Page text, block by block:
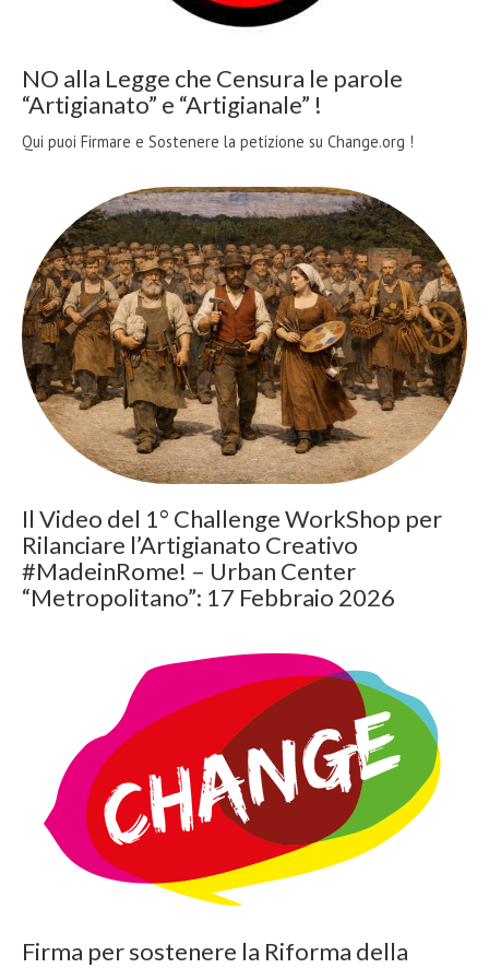
NO alla Legge che Censura le parole
“Artigianato” e “Artigianale” !
Qui puoi Firmare e Sostenere la petizione su Change.org !
Il Video del 1° Challenge WorkShop per
Rilanciare l’Artigianato Creativo
#MadeinRome! – Urban Center
“Metropolitano”: 17 Febbraio 2026
Firma per sostenere la Riforma della